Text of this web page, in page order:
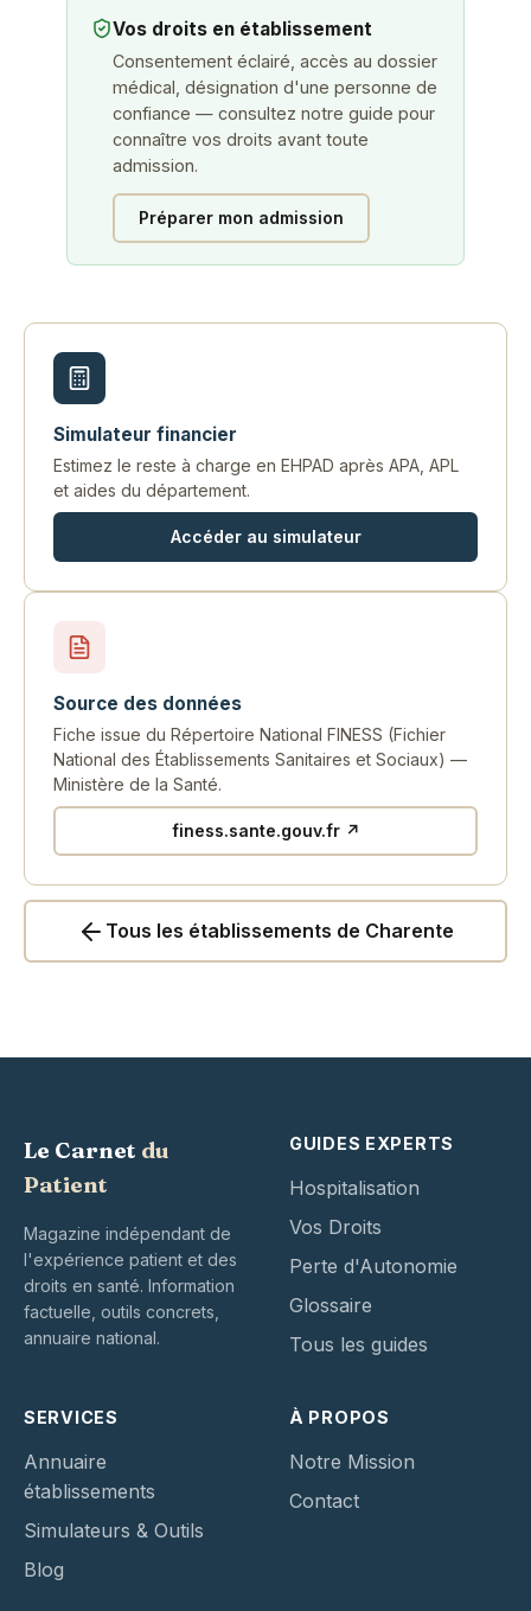
Vos droits en établissement
Consentement éclairé, accès au dossier
médical, désignation d'une personne de
confiance — consultez notre guide pour
connaître vos droits avant toute
admission.
Préparer mon admission
Simulateur financier
Estimez le reste à charge en EHPAD après APA, APL
et aides du département.
Accéder au simulateur
Source des données
Fiche issue du Répertoire National FINESS (Fichier
National des Établissements Sanitaires et Sociaux) —
Ministère de la Santé.
finess.sante.gouv.fr ↗
Tous les établissements de Charente
Le Carnet du
Patient
Magazine indépendant de
l'expérience patient et des
droits en santé. Information
factuelle, outils concrets,
annuaire national.
GUIDES EXPERTS
Hospitalisation
Vos Droits
Perte d'Autonomie
Glossaire
Tous les guides
SERVICES
Annuaire
établissements
Simulateurs & Outils
Blog
À PROPOS
Notre Mission
Contact